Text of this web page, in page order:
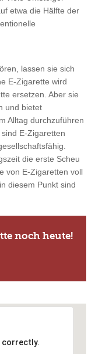
etwa die Hälfte der
lassen sie sich
E-Zigarette wird
ersetzen. Aber sie
und bietet
Alltag durchzuführen
E-Zigaretten
die erste Scheu
von E-Zigaretten voll
diesem Punkt sind
noch heute!
correctly.